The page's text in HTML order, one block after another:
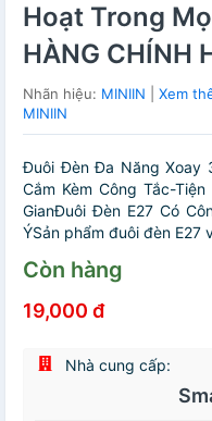
Hoạt Trong
HÀNG CHÍNH
Nhãn hiệu: MINIIN
Xem
MINIIN
Đuôi Đèn Đa Năng Xoay
Cắm Kèm Công Tắc-
GianĐuôi Đèn E27 Có
ÝSản phẩm đuôi đèn E27
Còn hàng
19,000 đ
Nhà cung cấp: